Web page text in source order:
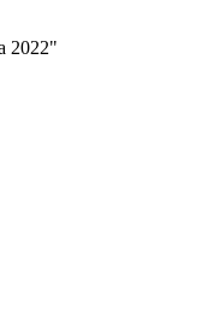
2022"